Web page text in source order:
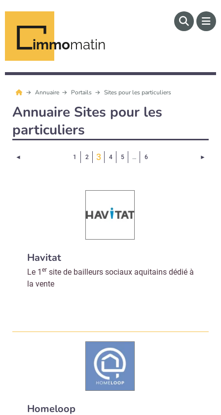
immomatin
Annuaire Portails Sites pour les particuliers
Annuaire Sites pour les
particuliers
◄ 1 2 3(Page courante)
4 5 … 6 ►
Havitat
Le 1 er site de bailleurs sociaux aquitains dédié à
la vente
Homeloop